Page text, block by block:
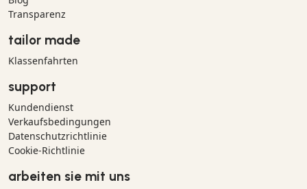
Transparenz
tailor made
Klassenfahrten
support
Kundendienst
Verkaufsbedingungen
Datenschutzrichtlinie
Cookie-Richtlinie
arbeiten sie mit uns